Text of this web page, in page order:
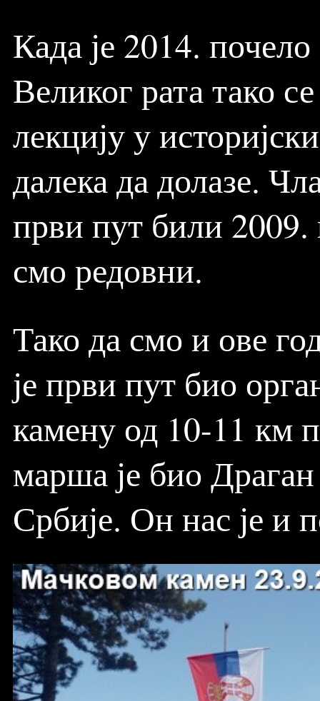
Када је 2014.
Великог рата тако
лекцију у
далека да долазе.
први пут били 2009.
смо редовни.
Тако да смо и ове
је први пут био
камену од 10-11 км
марша је био
Србије. Он нас је и